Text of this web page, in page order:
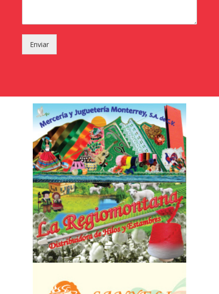
Enviar